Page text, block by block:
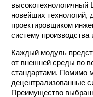
новейших
проектировщиком
систему производства
Каждый модуль
от внешней среды по
стандартами. Помимо
децентрализованные
Преимущество